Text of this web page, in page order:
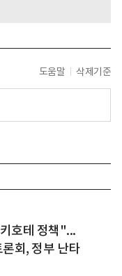
도움말 삭제기준
호테 정책"...
회, 정부 난타